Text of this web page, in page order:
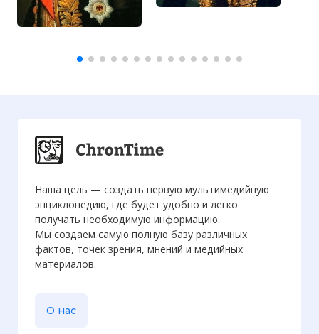
Наша цель — создать первую мультимедийную
энциклопедию, где будет удобно и легко
получать необходимую информацию.
Мы создаем самую полную базу различных
фактов, точек зрения, мнений и медийных
материалов.
О нас